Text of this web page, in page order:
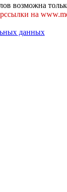
возможна
на
данных